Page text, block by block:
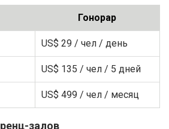
Гонорар
US$ 29 / чел / день
US$ 135 / чел / 5 дней
US$ 499 / чел / месяц
залов